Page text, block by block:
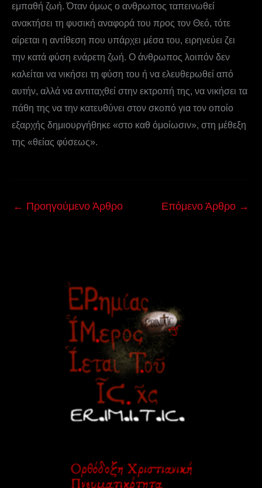
εμπαθή ζωή. Όταν όμως ο ανθρωπος ταπεινωθεί
ανακτήσει τη φυσική αναφορά του προς τον Θεό, τότε
αίρεται η αντίθεση που υπάρχει μέσα του, ειρηνεύει ζει
την κατά φύση ενάρετη ζωή. Ο άνθρωπος λοιπόν δεν
καλείται να νικήσει τη φύση του ή να ελευθερωθεί από
αυτήν, αλλά να αντιταχθεί στην εκτροπή της, να νικήσει τα
πάθη της να την κατευθύνει στον σκοπό για τον οποίο
εξαρχής δημιουργήθηκε «στο καθ όμοίωσιν», στη μέθεξη
της «θείας φύσεως».
← Προηγούμενο Άρθρο Επόμενο Άρθρο →